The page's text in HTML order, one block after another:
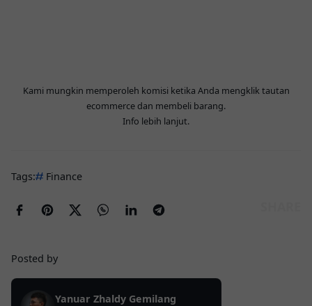
Kami mungkin memperoleh komisi ketika Anda mengklik tautan
ecommerce dan membeli barang.
Info lebih lanjut.
Tags: Finance
Posted by
Yanuar Zhaldy Gemilang